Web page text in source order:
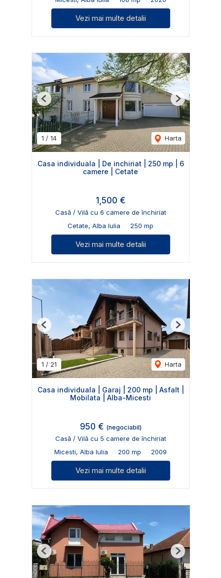
Vezi mai multe detalii
1 / 14 Harta
Previous Next
Casa individuala | De inchiriat | 250 mp | 6
camere | Cetate
1,500 €
Casă / Vilă cu 6 camere de închiriat
Cetate, Alba Iulia
250 mp
Vezi mai multe detalii
1 / 21 Harta
Previous Next
Casa individuala | Garaj | 200 mp | Asfalt |
Mobilata | Alba-Micesti
950 € (negociabil)
Casă / Vilă cu 5 camere de închiriat
Micesti, Alba Iulia
200 mp 2009
Vezi mai multe detalii
Previous Next